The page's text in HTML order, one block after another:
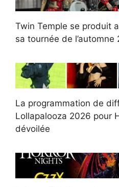
Twin Temple se produit
sa tournée de l’automne
La programmation de
Lollapalooza 2026 pour
dévoilée